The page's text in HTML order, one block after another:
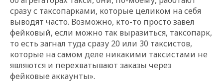
сразу с таксопарками, которые целиком на себя
выводят часто. Возможно, кто-то просто завел
фейковый, если можно так выразиться, таксопарк,
то есть загнал туда сразу 20 или 30 таксистов,
которые на самом деле никакими таксистами не
являются и перехватывают заказы через
фейковые аккаунты».